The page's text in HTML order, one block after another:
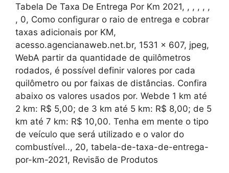
Tabela De Taxa De Entrega Por Km 2021, , , , , ,
, 0, Como configurar o raio de entrega e cobrar
taxas adicionais por KM,
acesso.agencianaweb.net.br, 1531 x 607, jpeg,
WebA partir da quantidade de quilômetros
rodados, é possível definir valores por cada
quilômetro ou por faixas de distâncias. Confira
abaixo os valores usados por. Webde 1 km até
2 km: R$ 5,00; de 3 km até 5 km: R$ 8,00; de 5
km até 7 km: R$ 10,00. Tenha em mente o tipo
de veículo que será utilizado e o valor do
combustível.., 20, tabela-de-taxa-de-entrega-
por-km-2021, Revisão de Produtos